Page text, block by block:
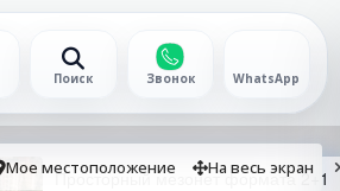
Поиск Звонок WhatsApp
Просторный мезонет формата 2+1
Мое местоположение На весь экран